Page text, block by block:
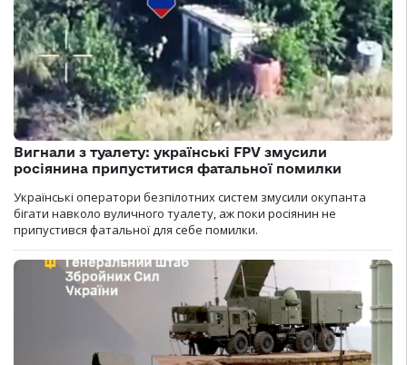
Вигнали з туалету: українські FPV змусили
росіянина припуститися фатальної помилки
Українські оператори безпілотних систем змусили окупанта
бігати навколо вуличного туалету, аж поки росіянин не
припустився фатальної для себе помилки.